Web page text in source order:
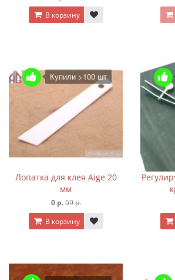
В корзину
Купили >100 шт
Лопатка для клея Aige 20
мм
0 р.59 р.
В корзину